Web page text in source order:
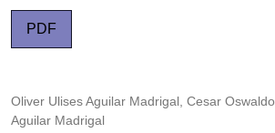
PDF
Oliver Ulises Aguilar Madrigal, Cesar Oswaldo
Aguilar Madrigal